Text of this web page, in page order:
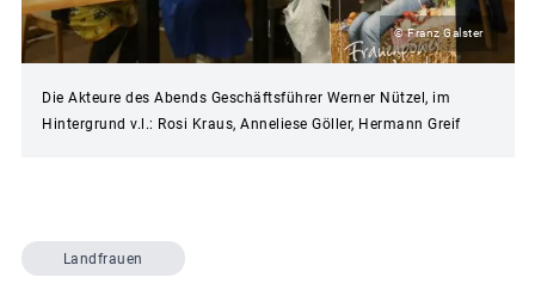
© Franz Galster
Die Akteure des Abends Geschäftsführer Werner Nützel, im
Hintergrund v.l.: Rosi Kraus, Anneliese Göller, Hermann Greif
Landfrauen